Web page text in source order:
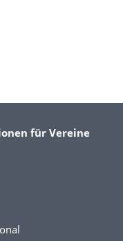
für Vereine